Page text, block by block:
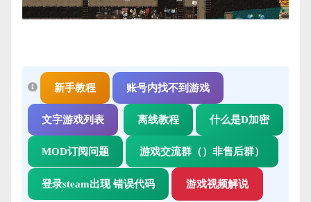
新手教程 账号内找不到游戏
文字游戏列表 离线教程 什么是D加密
MOD订阅问题 游戏交流群（）非售后群）
登录steam出现 错误代码 游戏视频解说